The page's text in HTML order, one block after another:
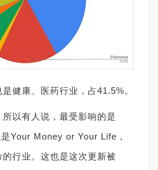
健康、医药行业，占41.5%。
以有人说，最受影响的是
Your Money or Your Life，
行业。这也是这次更新被